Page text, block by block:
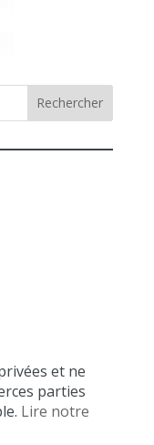
et ne
parties
Lire notre